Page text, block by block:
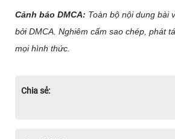
Cảnh báo DMCA: Toàn bộ nội dung bài
bởi DMCA. Nghiêm cấm sao chép, phát
mọi hình thức.
Chia sẻ: